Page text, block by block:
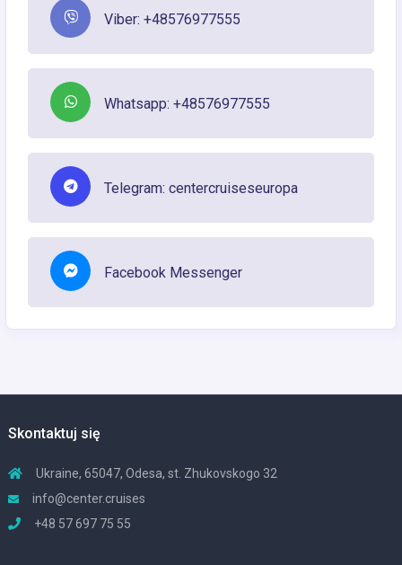
Viber: +48576977555
Whatsapp: +48576977555
Telegram: centercruiseseuropa
Facebook Messenger
Skontaktuj się
Ukraine, 65047, Odesa, st. Zhukovskogo 32
info@center.cruises
+48 57 697 75 55